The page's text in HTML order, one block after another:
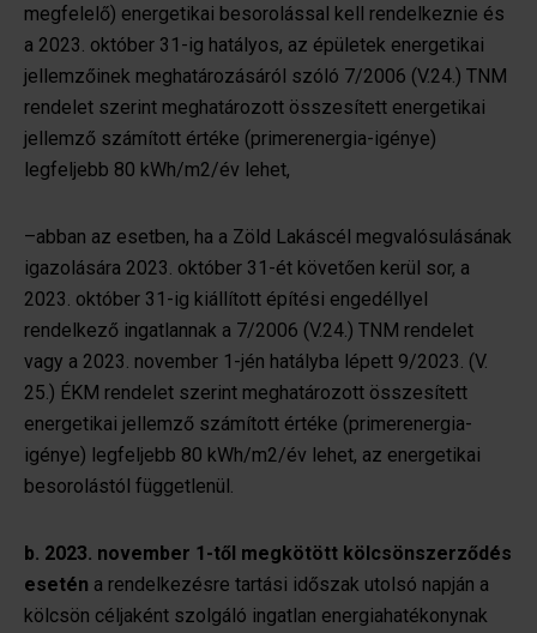
megfelelő) energetikai besorolással kell rendelkeznie és
a 2023. október 31-ig hatályos, az épületek energetikai
jellemzőinek meghatározásáról szóló 7/2006 (V.24.) TNM
rendelet szerint meghatározott összesített energetikai
jellemző számított értéke (primerenergia-igénye)
legfeljebb 80 kWh/m2/év lehet,
–abban az esetben, ha a Zöld Lakáscél megvalósulásának
igazolására 2023. október 31-ét követően kerül sor, a
2023. október 31-ig kiállított építési engedéllyel
rendelkező ingatlannak a 7/2006 (V.24.) TNM rendelet
vagy a 2023. november 1-jén hatályba lépett 9/2023. (V.
25.) ÉKM rendelet szerint meghatározott összesített
energetikai jellemző számított értéke (primerenergia-
igénye) legfeljebb 80 kWh/m2/év lehet, az energetikai
besorolástól függetlenül.
b. 2023. november 1-től megkötött kölcsönszerződés
esetén a rendelkezésre tartási időszak utolsó napján a
kölcsön céljaként szolgáló ingatlan energiahatékonynak